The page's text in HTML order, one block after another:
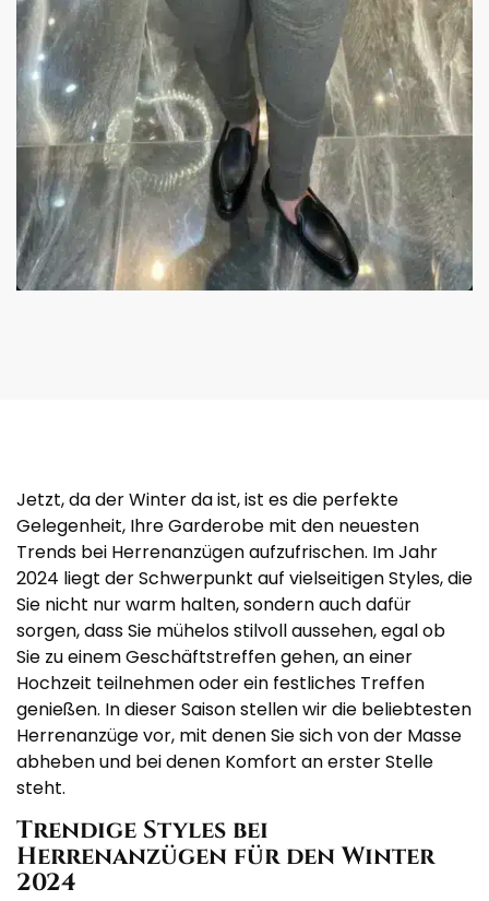
Jetzt, da der Winter da ist, ist es die perfekte
Gelegenheit, Ihre Garderobe mit den neuesten
Trends bei Herrenanzügen aufzufrischen. Im Jahr
2024 liegt der Schwerpunkt auf vielseitigen Styles, die
Sie nicht nur warm halten, sondern auch dafür
sorgen, dass Sie mühelos stilvoll aussehen, egal ob
Sie zu einem Geschäftstreffen gehen, an einer
Hochzeit teilnehmen oder ein festliches Treffen
genießen. In dieser Saison stellen wir die beliebtesten
Herrenanzüge vor, mit denen Sie sich von der Masse
abheben und bei denen Komfort an erster Stelle
steht.
Trendige Styles bei
Herrenanzügen für den Winter
2024